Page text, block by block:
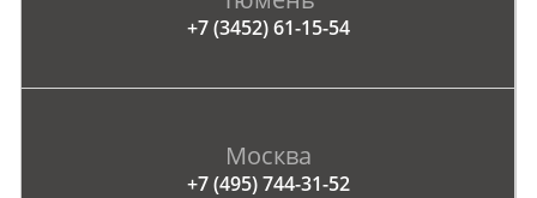
+7 (3452) 61-15-54
Москва
+7 (495) 744-31-52